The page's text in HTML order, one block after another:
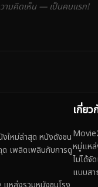
ามคิดเห็น — เป็นคนแรก!
ใหม่ล่าสุด หนังดังชน
เพลิดเพลินกับการดู
เกี่ยว
หมู่แหล่
ไม่ได้จั
แบบส